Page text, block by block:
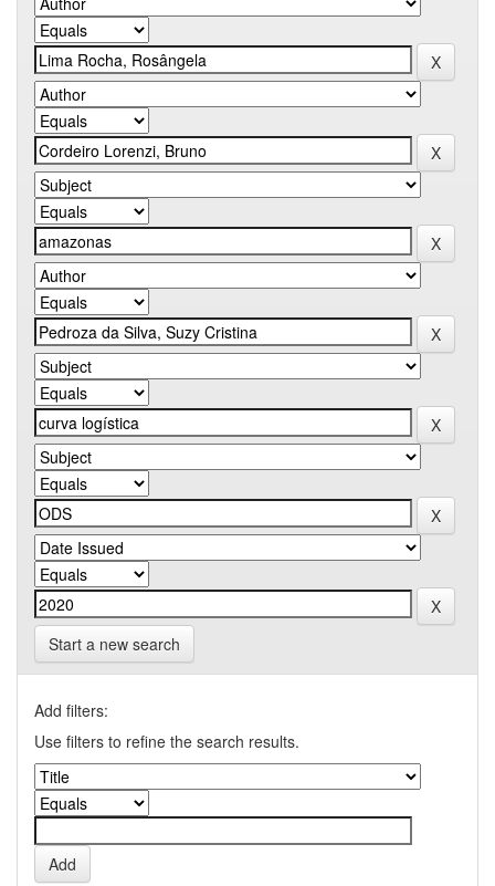
Start a new search
Add filters:
Use filters to refine the search results.